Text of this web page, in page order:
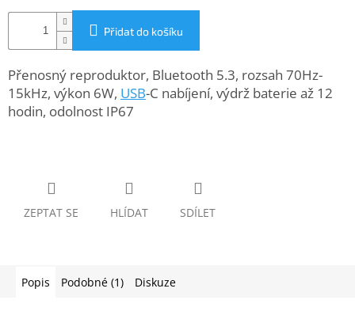
www.inpraise.cz
Telefony
a
tablety
Velké
Přidat do košíku
Přenosný reproduktor, Bluetooth 5.3, rozsah 70Hz-
15kHz, výkon 6W, USB-C nabíjení, výdrž baterie až 12
hodin, odolnost IP67
ZEPTAT SE HLÍDAT SDÍLET
Popis Podobné (1) Diskuze